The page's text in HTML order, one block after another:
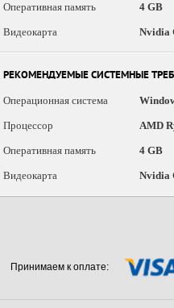
Оперативная память 4 GB
Видеокарта Nvidia
РЕКОМЕНДУЕМЫЕ СИСТЕМНЫЕ
Операционная система
Процессор AMD
Оперативная память 4 GB
Видеокарта Nvidia
Принимаем к оплате: